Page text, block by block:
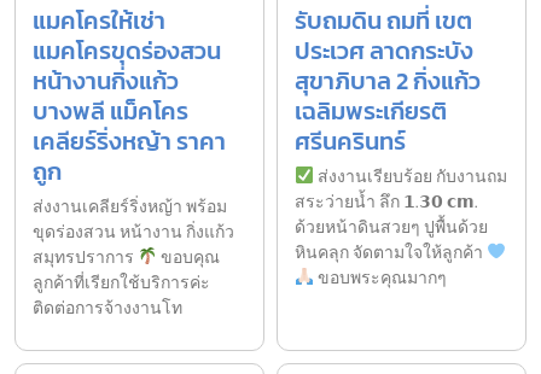
แมคโครให้เช่า
แมคโครขุดร่องสวน
หน้างานกิ่งแก้ว
บางพลี แม็คโคร
เคลียร์ริ่งหญ้า ราคา
ถูก
ส่งงานเคลียร์ริ่งหญ้า พร้อม
ขุดร่องสวน หน้างาน กิ่งแก้ว
สมุทรปราการ
ขอบคุณ
ลูกค้าที่เรียกใช้บริการค่ะ
ติดต่อการจ้างงานโท
รับถมดิน ถมที่ เขต
ประเวศ ลาดกระบัง
สุขาภิบาล 2 กิ่งแก้ว
เฉลิมพระเกียรติ
ศรีนครินทร์
ส่งงานเรียบร้อย กับงานถม
สระว่ายน้ำ ลึก 𝟭.𝟯𝟬 𝗰𝗺.
ด้วยหน้าดินสวยๆ ปูพื้นด้วย
หินคลุก จัดตามใจให้ลูกค้า
ขอบพระคุณมากๆ